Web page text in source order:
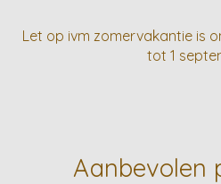
Let op ivm zomervakantie is
tot 1
Aanbevolen